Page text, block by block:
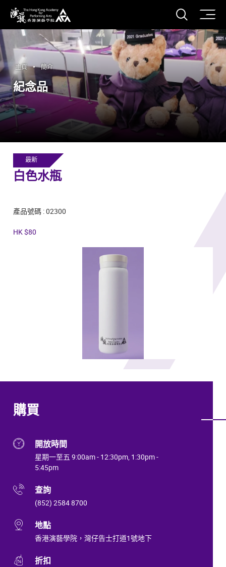
香港演藝學院
打開
主頁 簡介
紀念品
最新
白色水瓶
產品號碼 : 02300
HK $80
購買
開放時間
星期一至五 9:00am - 12:30pm, 1:30pm -
5:45pm
查詢
(852) 2584 8700
地點
香港演藝學院，灣仔告士打道1號地下
折扣